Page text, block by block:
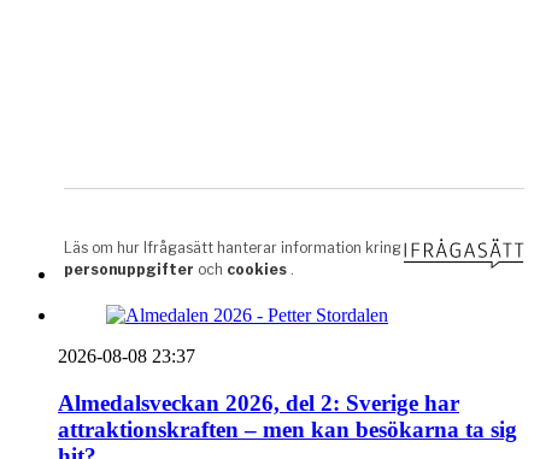
2026-08-08 23:37
Almedalsveckan 2026, del 2: Sverige har
attraktionskraften – men kan besökarna ta sig